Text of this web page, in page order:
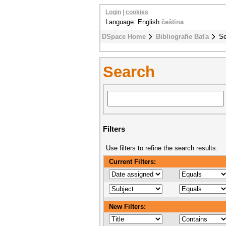
DSpace Home Bibliografie Baťa
Login cookies
Language: English čeština
Search
Filters
Use filters to refine the search results.
Current Filters:
New Filters: